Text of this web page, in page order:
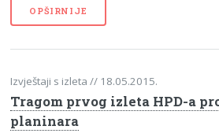
OPŠIRNIJE
Izvještaji s izleta// 18.05.2015.
Tragom prvog izleta HPD-a
planinara